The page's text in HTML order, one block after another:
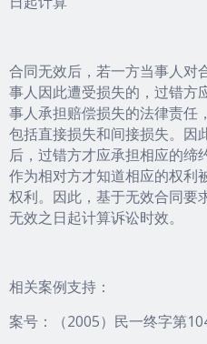
合同无效后，若一方当事人对
事人因此遭受损失的，过错方
事人承担赔偿损失的法律责任
包括直接损失和间接损失。因
后，过错方才应承担相应的缔
作为相对方才知道相应的权利
权利。因此，基于无效合同要
无效之日起计算诉讼时效。
相关案例支持：
案号：（2005）民一终字第